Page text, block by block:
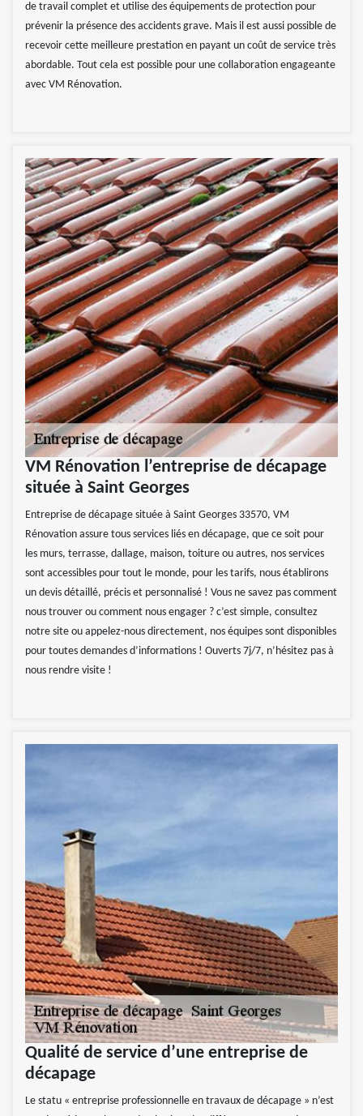
de travail complet et utilise des équipements de protection pour
prévenir la présence des accidents grave. Mais il est aussi possible de
recevoir cette meilleure prestation en payant un coût de service très
abordable. Tout cela est possible pour une collaboration engageante
avec VM Rénovation.
VM Rénovation l’entreprise de décapage
située à Saint Georges
Entreprise de décapage située à Saint Georges 33570, VM
Rénovation assure tous services liés en décapage, que ce soit pour
les murs, terrasse, dallage, maison, toiture ou autres, nos services
sont accessibles pour tout le monde, pour les tarifs, nous établirons
un devis détaillé, précis et personnalisé ! Vous ne savez pas comment
nous trouver ou comment nous engager ? c’est simple, consultez
notre site ou appelez-nous directement, nos équipes sont disponibles
pour toutes demandes d’informations ! Ouverts 7j/7, n’hésitez pas à
nous rendre visite !
Qualité de service d’une entreprise de
décapage
Le statu « entreprise professionnelle en travaux de décapage » n’est